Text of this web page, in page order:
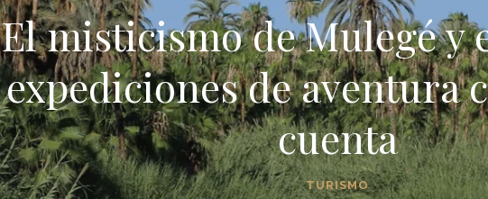
El misticismo de Mulegé y
expediciones de aventura
cuenta
TURISMO